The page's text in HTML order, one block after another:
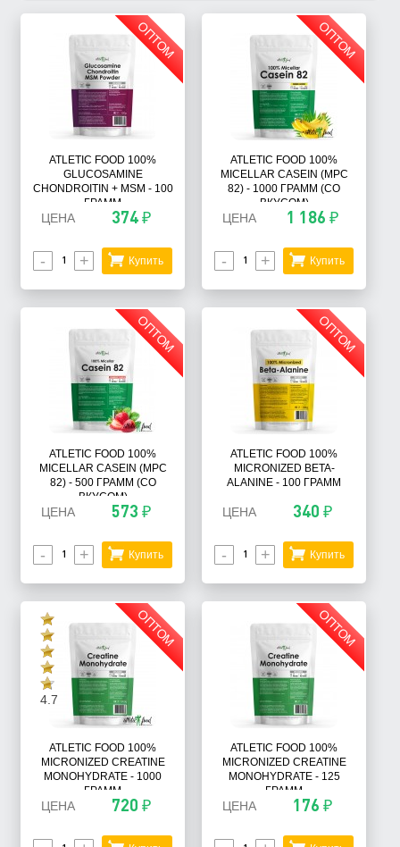
ОПТОМ
ATLETIC FOOD 100%
GLUCOSAMINE
CHONDROITIN + MSM - 100
ГРАММ
ЦЕНА 374 ₽
- + Купить
ОПТОМ
ATLETIC FOOD 100%
MICELLAR CASEIN (MPC
82) - 1000 ГРАММ (СО
ВКУСОМ)
ЦЕНА 1 186 ₽
- + Купить
ОПТОМ
ATLETIC FOOD 100%
MICELLAR CASEIN (MPC
82) - 500 ГРАММ (СО
ВКУСОМ)
ЦЕНА 573 ₽
- + Купить
ОПТОМ
ATLETIC FOOD 100%
MICRONIZED BETA-
ALANINE - 100 ГРАММ
ЦЕНА 340 ₽
- + Купить
ОПТОМ
4.7
ATLETIC FOOD 100%
MICRONIZED CREATINE
MONOHYDRATE - 1000
ГРАММ
ЦЕНА 720 ₽
ОПТОМ
ATLETIC FOOD 100%
MICRONIZED CREATINE
MONOHYDRATE - 125
ГРАММ
ЦЕНА 176 ₽